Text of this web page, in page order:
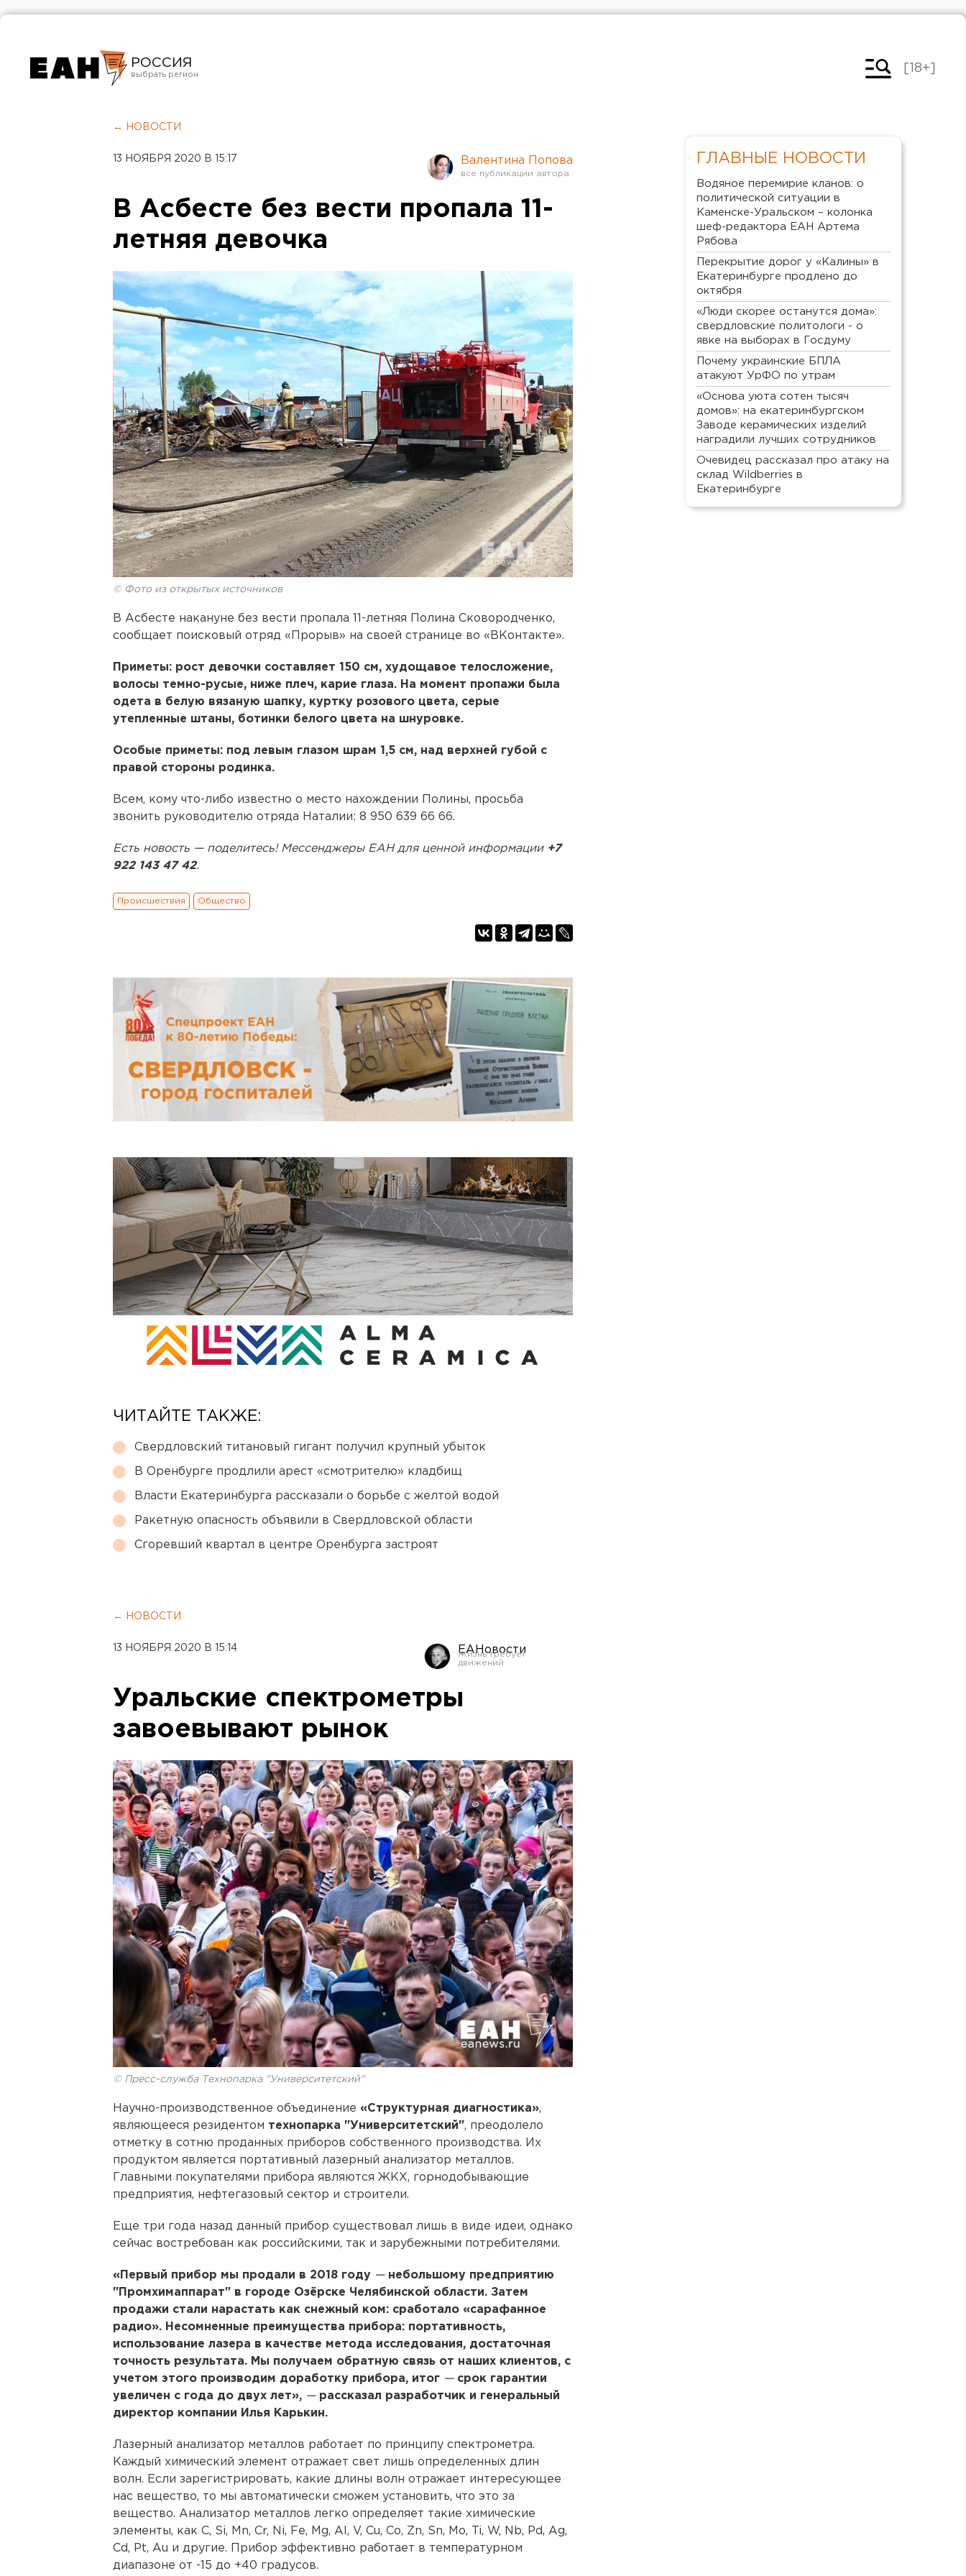
РОССИЯ
Челябинск
[18+]
← НОВОСТИ
13 НОЯБРЯ 2020 В 15:17 Валентина Попова
В Асбесте без вести пропала 11-
летняя девочка
© Фото из открытых источников
В Асбесте накануне без вести пропала 11-летняя Полина Сковородченко,
сообщает поисковый отряд «Прорыв» на своей странице во «ВКонтакте».
Приметы: рост девочки составляет 150 см, худощавое телосложение,
волосы темно-русые, ниже плеч, карие глаза. На момент пропажи была
одета в белую вязаную шапку, куртку розового цвета, серые
утепленные штаны, ботинки белого цвета на шнуровке.
Особые приметы: под левым глазом шрам 1,5 см, над верхней губой с
правой стороны родинка.
Всем, кому что-либо известно о место нахождении Полины, просьба
звонить руководителю отряда Наталии: 8 950 639 66 66.
Есть новость — поделитесь! Мессенджеры ЕАН для ценной информации +7
922 143 47 42.
Происшествия Общество
ЧИТАЙТЕ ТАКЖЕ:
Свердловский титановый гигант получил крупный убыток
В Оренбурге продлили арест «смотрителю» кладбищ
Власти Екатеринбурга рассказали о борьбе с желтой водой
Ракетную опасность объявили в Свердловской области
Сгоревший квартал в центре Оренбурга застроят
← НОВОСТИ
13 НОЯБРЯ 2020 В 15:14 ЕАНовости
Уральские спектрометры
завоевывают рынок
© Пресс-служба Технопарка "Университетский"
Научно-производственное объединение «Структурная диагностика»,
являющееся резидентом технопарка "Университетский", преодолело
отметку в сотню проданных приборов собственного производства. Их
продуктом является портативный лазерный анализатор металлов.
Главными покупателями прибора являются ЖКХ, горнодобывающие
предприятия, нефтегазовый сектор и строители.
Еще три года назад данный прибор существовал лишь в виде идеи, однако
сейчас востребован как российскими, так и зарубежными потребителями.
«Первый прибор мы продали в 2018 году —небольшому предприятию
"Промхимаппарат" в городе Озёрске Челябинской области. Затем
продажи стали нарастать как снежный ком: сработало «сарафанное
радио». Несомненные преимущества прибора: портативность,
использование лазера в качестве метода исследования, достаточная
точность результата. Мы получаем обратную связь от наших клиентов, с
учетом этого производим доработку прибора, итог —срок гарантии
увеличен с года до двух лет», —рассказал разработчик и генеральный
директор компании Илья Карькин.
Лазерный анализатор металлов работает по принципу спектрометра.
Каждый химический элемент отражает свет лишь определенных длин
волн. Если зарегистрировать, какие длины волн отражает интересующее
нас вещество, то мы автоматически сможем установить, что это за
вещество. Анализатор металлов легко определяет такие химические
элементы, как C, Si, Mn, Cr, Ni, Fe, Mg, Al, V, Cu, Co, Zn, Sn, Mo, Ti, W, Nb, Pd, Ag,
Cd, Pt, Au и другие. Прибор эффективно работает в температурном
диапазоне от -15 до +40 градусов.
ГЛАВНЫЕ НОВОСТИ
Водяное перемирие кланов: о
политической ситуации в
Каменске-Уральском – колонка
шеф-редактора ЕАН Артема
Рябова
Перекрытие дорог у «Калины» в
Екатеринбурге продлено до
октября
«Люди скорее останутся дома»:
свердловские политологи - о
явке на выборах в Госдуму
Почему украинские БПЛА
атакуют УрФО по утрам
«Основа уюта сотен тысяч
домов»: на екатеринбургском
Заводе керамических изделий
наградили лучших сотрудников
Очевидец рассказал про атаку на
склад Wildberries в
Екатеринбурге